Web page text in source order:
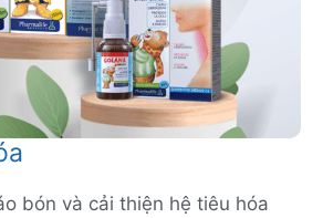
bón và cải thiện hệ tiêu hóa